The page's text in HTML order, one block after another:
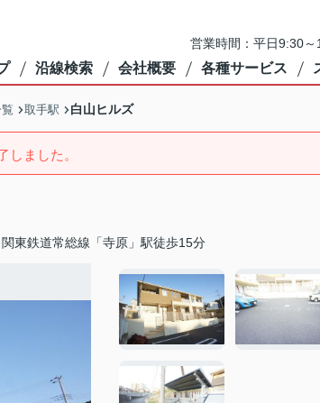
営業時間：平日9:30
沿線検索 会社概要 各種サービス
取手駅 白山ヒルズ
しました。
関東鉄道常総線「寺原」駅徒歩15分